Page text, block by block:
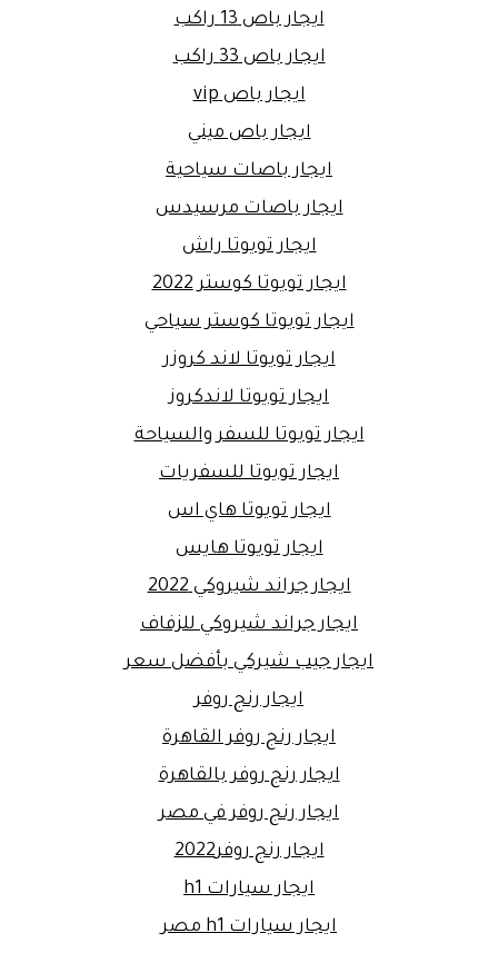
ايجار باص 13 راكب
ايجار باص 33 راكب
ايجار باص vip
ايجار باص ميني
ايجار باصات سياحية
ايجار باصات مرسيدس
ايجار تويوتا راش
ايجار تويوتا كوستر 2022
ايجار تويوتا كوستر سياحي
ايجار تويوتا لاند كروزر
ايجار تويوتا لاندكروز
ايجار تويوتا للسفر والسياحة
ايجار تويوتا للسفريات
ايجار تويوتا هاي اس
ايجار تويوتا هايس
ايجار جراند شيروكي 2022
ايجار جراند شيروكي للزفاف
ايجار جيب شيركي بأفضل سعر
ايجار رنج روفر
ايجار رنج روفر القاهرة
ايجار رنج روفر بالقاهرة
ايجار رنج روفر في مصر
ايجار رنج روفر2022
ايجار سيارات h1
ايجار سيارات h1 مصر